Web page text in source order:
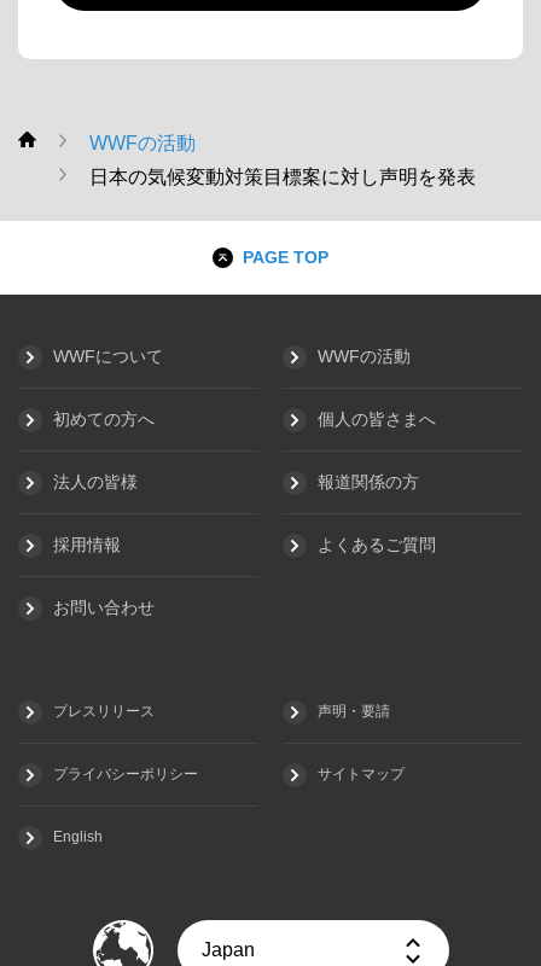
WWF
WWFの活動
日本の気候変動対策目標案に対し声明を発表
PAGE TOP
WWFについて WWFの活動
初めての方へ 個人の皆さまへ
法人の皆様 報道関係の方
採用情報 よくあるご質問
お問い合わせ
プレスリリース 声明・要請
プライバシーポリシー サイトマップ
English